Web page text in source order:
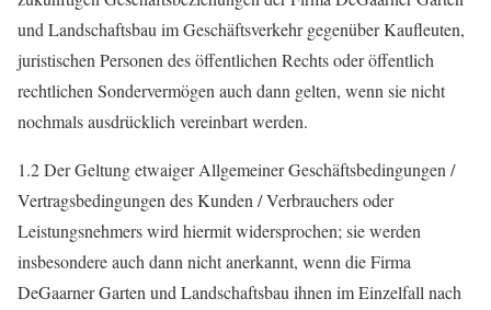
und Landschaftsbau im Geschäftsverkehr gegenüber Kaufleuten,
juristischen Personen des öffentlichen Rechts oder öffentlich
rechtlichen Sondervermögen auch dann gelten, wenn sie nicht
nochmals ausdrücklich vereinbart werden.
1.2 Der Geltung etwaiger Allgemeiner Geschäftsbedingungen /
Vertragsbedingungen des Kunden / Verbrauchers oder
Leistungsnehmers wird hiermit widersprochen; sie werden
insbesondere auch dann nicht anerkannt, wenn die Firma
DeGaarner Garten und Landschaftsbau ihnen im Einzelfall nach